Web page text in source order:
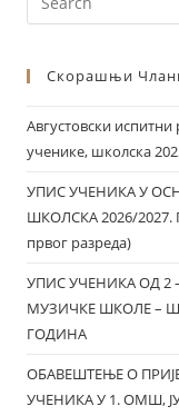
Скорашњи
Августовски
ученике, школска
УПИС УЧЕНИКА У
ШКОЛСКА 2026/2027.
првог разреда)
УПИС УЧЕНИКА ОД 2
МУЗИЧКЕ ШКОЛЕ –
ГОДИНА
ОБАВЕШТЕЊЕ О
УЧЕНИКА У 1. ОМШ,